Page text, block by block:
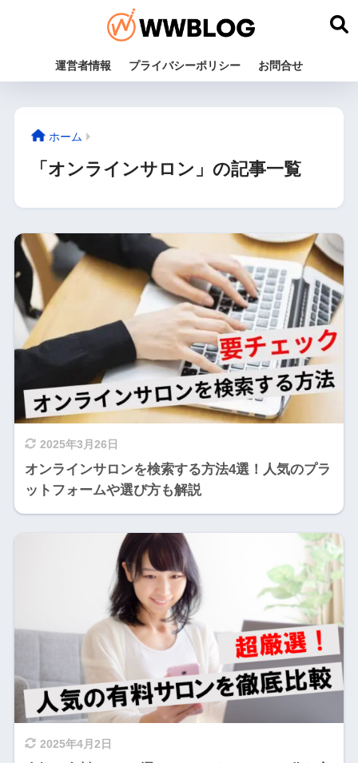
運営者情報 プライバシーポリシー お問合せ
ホーム
「オンラインサロン」の記事一覧
2025年3月26日
オンラインサロンを検索する方法4選！人気のプラ
ットフォームや選び方も解説
2025年4月2日